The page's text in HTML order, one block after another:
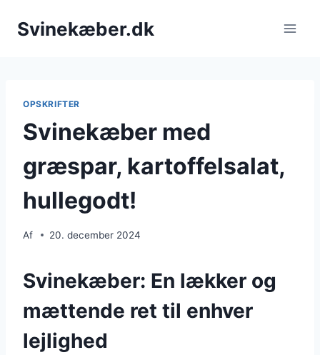
Svinekæber.dk
OPSKRIFTER
Svinekæber med
græspar, kartoffelsalat,
hullegodt!
Af 20. december 2024
Svinekæber: En lækker og
mættende ret til enhver
lejlighed